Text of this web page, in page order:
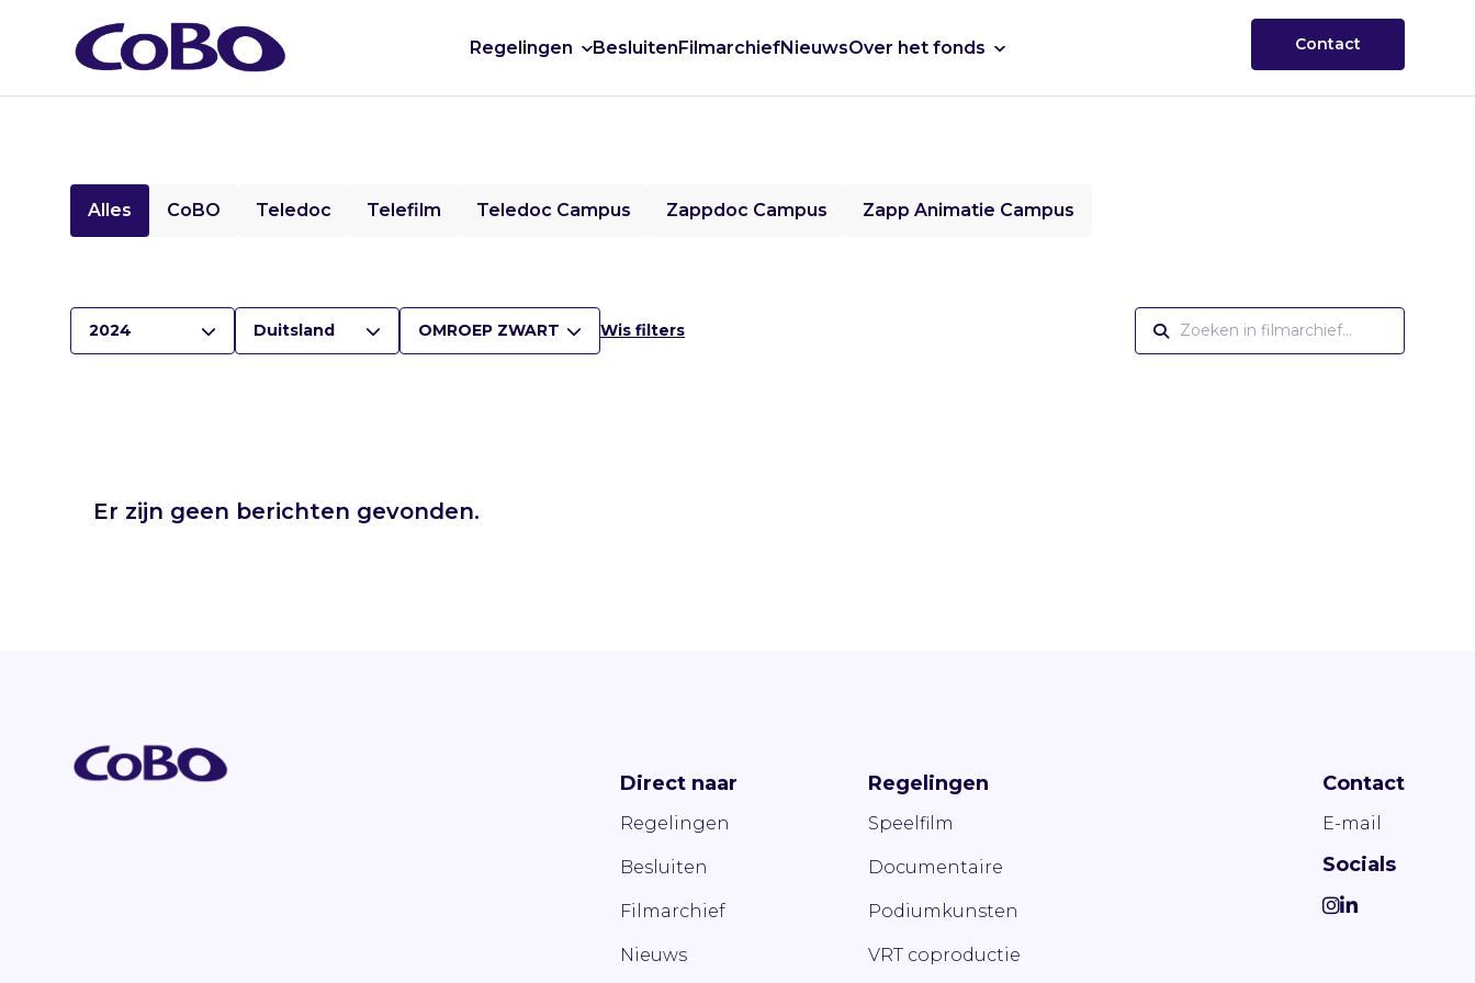
Regelingen BesluitenFilmarchiefNieuwsOver het fonds Contact
Alles CoBO Teledoc Telefilm Teledoc Campus Zappdoc Campus Zapp Animatie Campus
2024 Duitsland OMROEP ZWART Wis filters
Er zijn geen berichten gevonden.
Direct naar
Regelingen
Besluiten
Filmarchief
Nieuws
Regelingen
Speelfilm
Documentaire
Podiumkunsten
VRT coproductie
Contact
E-mail
Socials